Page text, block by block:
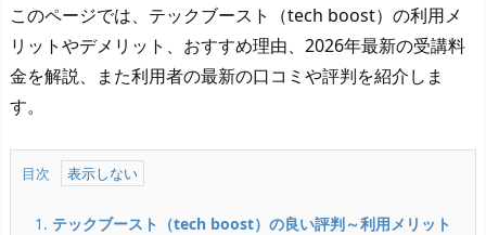
このページでは、テックブースト（tech boost）の利用メ
リットやデメリット、おすすめ理由、2026年最新の受講料
金を解説、また利用者の最新の口コミや評判を紹介しま
す。
目次
1. テックブースト（tech boost）の良い評判～利用メリット